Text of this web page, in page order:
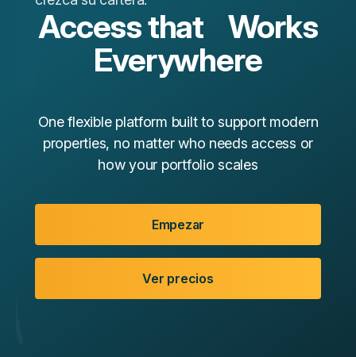
Access that Works
Everywhere
One flexible platform built to support modern
properties, no matter who needs access or
how your portfolio scales
Empezar
Ver precios